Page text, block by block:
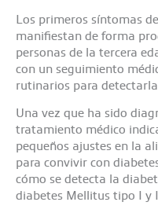
Los primeros síntomas
manifiestan de forma
personas de la tercera
con un seguimiento
rutinarios para
Una vez que ha sido
tratamiento médico
pequeños ajustes en la
para convivir con
cómo se detecta la
diabetes Mellitus tipo I y